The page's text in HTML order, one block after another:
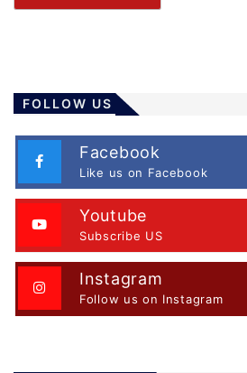
FOLLOW US
Facebook
Like us on Facebook
Youtube
Subscribe US
Instagram
Follow us on Instagram